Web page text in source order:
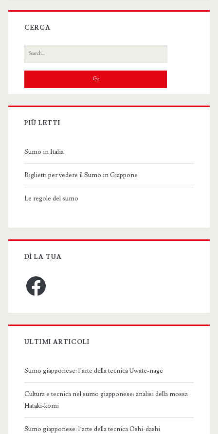
CERCA
Search
for:
PIÙ LETTI
Sumo in Italia
Biglietti per vedere il Sumo in Giappone
Le regole del sumo
DÌ LA TUA
Facebook
ULTIMI ARTICOLI
Sumo giapponese: l’arte della tecnica Uwate-nage
Cultura e tecnica nel sumo giapponese: analisi della mossa
Hataki-komi
Sumo giapponese: l’arte della tecnica Oshi-dashi